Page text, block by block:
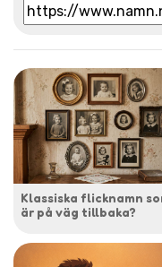
Klassiska flicknamn
är på väg tillbaka?